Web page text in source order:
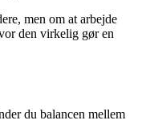
men om at arbejde
den virkelig gør en
du balancen mellem